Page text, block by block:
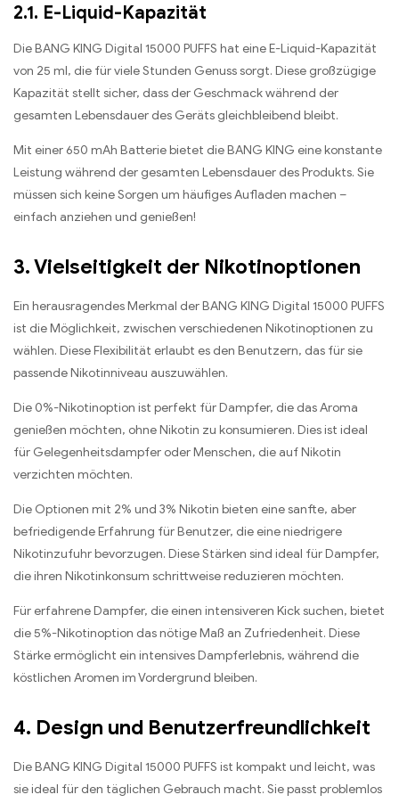
2.1. E-Liquid-Kapazität
Die BANG KING Digital 15000 PUFFS hat eine E-Liquid-Kapazität
von 25 ml, die für viele Stunden Genuss sorgt. Diese großzügige
Kapazität stellt sicher, dass der Geschmack während der
gesamten Lebensdauer des Geräts gleichbleibend bleibt.
Mit einer 650 mAh Batterie bietet die BANG KING eine konstante
Leistung während der gesamten Lebensdauer des Produkts. Sie
müssen sich keine Sorgen um häufiges Aufladen machen –
einfach anziehen und genießen!
3. Vielseitigkeit der Nikotinoptionen
Ein herausragendes Merkmal der BANG KING Digital 15000 PUFFS
ist die Möglichkeit, zwischen verschiedenen Nikotinoptionen zu
wählen. Diese Flexibilität erlaubt es den Benutzern, das für sie
passende Nikotinniveau auszuwählen.
Die 0%-Nikotinoption ist perfekt für Dampfer, die das Aroma
genießen möchten, ohne Nikotin zu konsumieren. Dies ist ideal
für Gelegenheitsdampfer oder Menschen, die auf Nikotin
verzichten möchten.
Die Optionen mit 2% und 3% Nikotin bieten eine sanfte, aber
befriedigende Erfahrung für Benutzer, die eine niedrigere
Nikotinzufuhr bevorzugen. Diese Stärken sind ideal für Dampfer,
die ihren Nikotinkonsum schrittweise reduzieren möchten.
Für erfahrene Dampfer, die einen intensiveren Kick suchen, bietet
die 5%-Nikotinoption das nötige Maß an Zufriedenheit. Diese
Stärke ermöglicht ein intensives Dampferlebnis, während die
köstlichen Aromen im Vordergrund bleiben.
4. Design und Benutzerfreundlichkeit
Die BANG KING Digital 15000 PUFFS ist kompakt und leicht, was
sie ideal für den täglichen Gebrauch macht. Sie passt problemlos